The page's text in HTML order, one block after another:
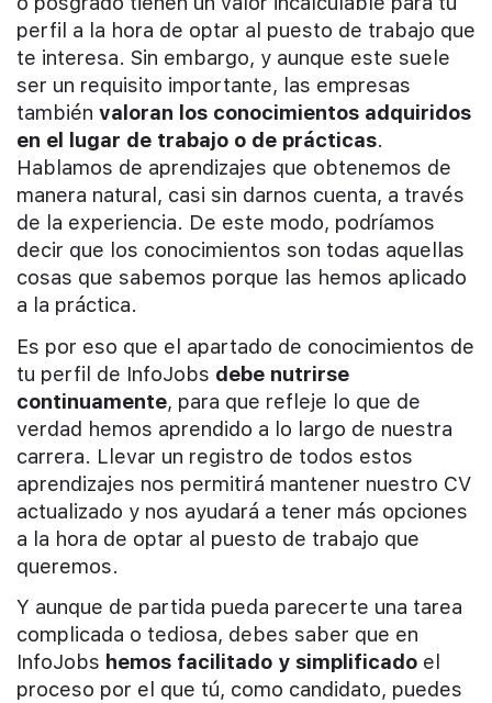
perfil a la hora de optar al puesto de trabajo que
te interesa. Sin embargo, y aunque este suele
ser un requisito importante, las empresas
también valoran los conocimientos adquiridos
en el lugar de trabajo o de prácticas.
Hablamos de aprendizajes que obtenemos de
manera natural, casi sin darnos cuenta, a través
de la experiencia. De este modo, podríamos
decir que los conocimientos son todas aquellas
cosas que sabemos porque las hemos aplicado
a la práctica.
Es por eso que el apartado de conocimientos de
tu perfil de InfoJobs debe nutrirse
continuamente, para que refleje lo que de
verdad hemos aprendido a lo largo de nuestra
carrera. Llevar un registro de todos estos
aprendizajes nos permitirá mantener nuestro CV
actualizado y nos ayudará a tener más opciones
a la hora de optar al puesto de trabajo que
queremos.
Y aunque de partida pueda parecerte una tarea
complicada o tediosa, debes saber que en
InfoJobs hemos facilitado y simplificado el
proceso por el que tú, como candidato, puedes